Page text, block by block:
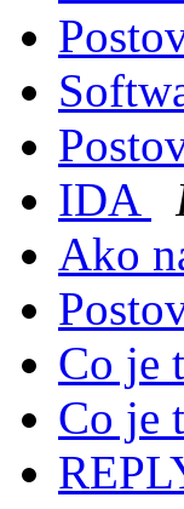
IDA
Ako
Co je
Co je